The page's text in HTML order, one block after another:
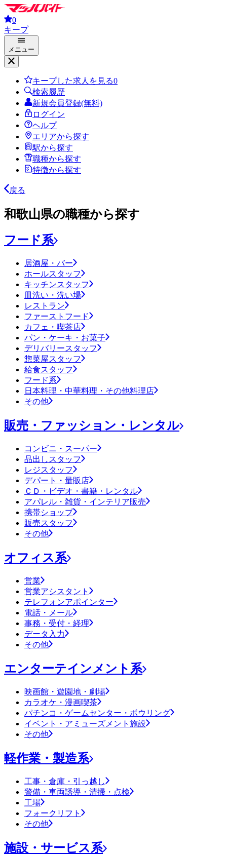
0
キープ
メニュー
キープした求人を見る0
検索履歴
新規会員登録(無料)
ログイン
ヘルプ
エリアから探す
駅から探す
職種から探す
特徴から探す
戻る
和歌山県の職種から探す
フード系
居酒屋・バー
ホールスタッフ
キッチンスタッフ
皿洗い・洗い場
レストラン
ファーストフード
カフェ・喫茶店
パン・ケーキ・お菓子
デリバリースタッフ
惣菜屋スタッフ
給食スタッフ
フード系
日本料理・中華料理・その他料理店
その他
販売・ファッション・レンタル
コンビニ・スーパー
品出しスタッフ
レジスタッフ
デパート・量販店
ＣＤ・ビデオ・書籍・レンタル
アパレル・雑貨・インテリア販売
携帯ショップ
販売スタッフ
その他
オフィス系
営業
営業アシスタント
テレフォンアポインター
電話・メール
事務・受付・経理
データ入力
その他
エンターテインメント系
映画館・遊園地・劇場
カラオケ・漫画喫茶
パチンコ・ゲームセンター・ボウリング
イベント・アミューズメント施設
その他
軽作業・製造系
工事・倉庫・引っ越し
警備・車両誘導・清掃・点検
工場
フォークリフト
その他
施設・サービス系